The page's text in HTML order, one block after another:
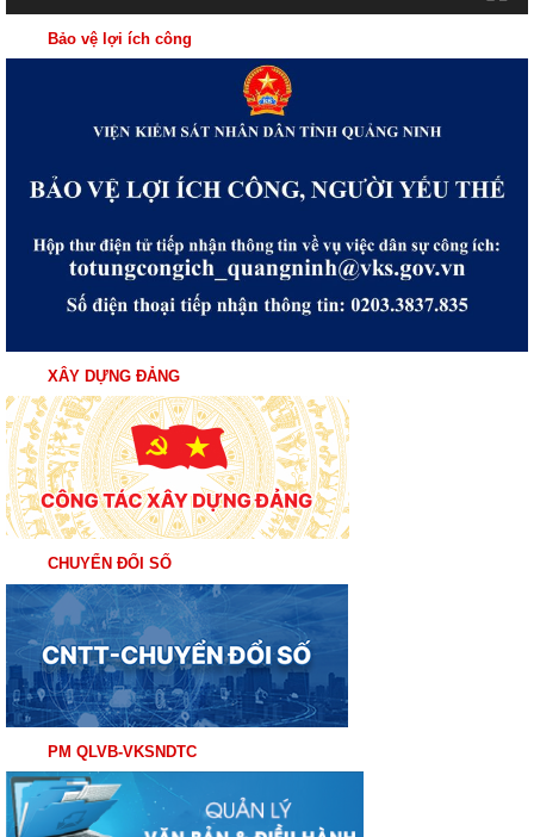
Bảo vệ lợi ích công
XÂY DỰNG ĐẢNG
CHUYỂN ĐỔI SỐ
PM QLVB-VKSNDTC